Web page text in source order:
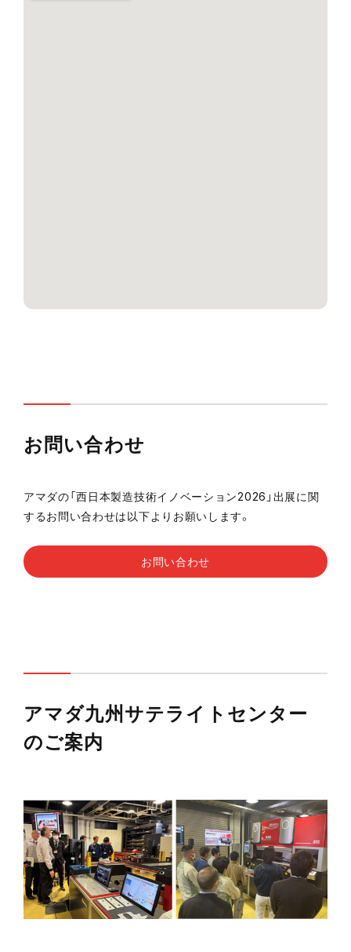
お問い合わせ
アマダの「西日本製造技術イノベーション2026」出展に関
するお問い合わせは以下よりお願いします。
お問い合わせ
アマダ九州サテライトセンター
のご案内